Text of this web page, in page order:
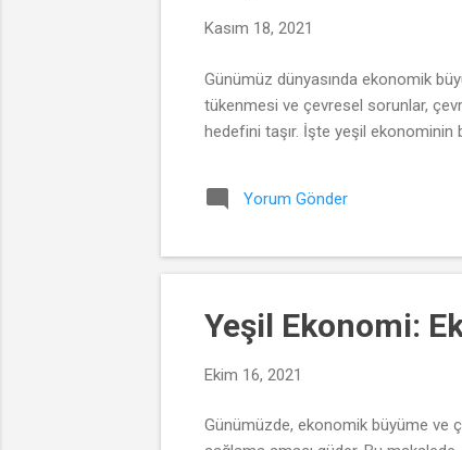
Kasım 18, 2021
Günümüz dünyasında ekonomik
tükenmesi ve çevresel sorunlar,
hedefini taşır. İşte yeşil ekonominin
Yorum Gönder
Yeşil Ekonomi:
Ekim 16, 2021
Günümüzde, ekonomik büyüme ve